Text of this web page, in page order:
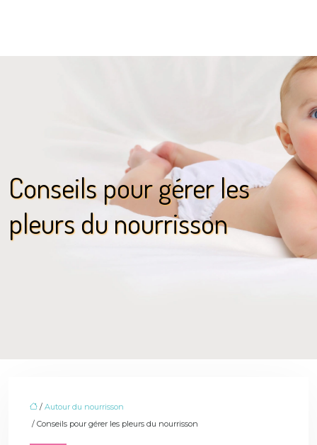
Conseils pour gérer les
pleurs du nourrisson
/ Autour du nourrisson
/ Conseils pour gérer les pleurs du nourrisson